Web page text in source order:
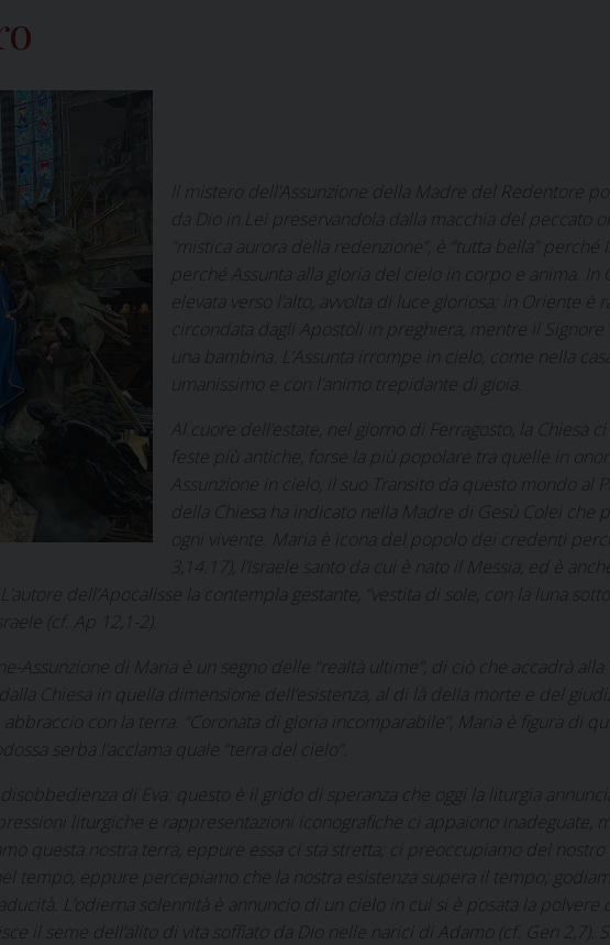
Il mistero dell’Assunzione della Madre del Redentore
da Dio in Lei preservandola dalla macchia del peccato
“mistica aurora della redenzione”, è “tutta bella” perché
perché Assunta alla gloria del cielo in corpo e anima. In
elevata verso l’alto, avvolta di luce gloriosa; in Oriente è
circondata dagli Apostoli in preghiera, mentre il Signore
una bambina. L’Assunta irrompe in cielo, come nella
umanissimo e con l’animo trepidante di gioia.
Al cuore dell’estate, nel giorno di Ferragosto, la Chiesa
feste più antiche, forse la più popolare tra quelle in
Assunzione in cielo, il suo Transito da questo mondo al
della Chiesa ha indicato nella Madre di Gesù Colei che
ogni vivente. Maria è icona del popolo dei credenti
3,14.17), l’Israele santo da cui è nato il Messia, ed è
L’autore dell’Apocalisse la contempla gestante, “vestita di sole, con la luna
(cf. Ap 12,1-2).
Assunzione di Maria è un segno delle “realtà ultime”, di ciò che accadrà alla
Chiesa in quella dimensione dell’esistenza, al di là della morte e del
con la terra. “Coronata di gloria incomparabile”, Maria è figura di
serba l’acclama quale “terra del cielo”.
di Eva: questo è il grido di speranza che oggi la liturgia
liturgiche e rappresentazioni iconografiche ci appaiono inadeguate,
questa nostra terra, eppure essa ci sta stretta; ci preoccupiamo del nostro
tempo, eppure percepiamo che la nostra esistenza supera il tempo;
L’odierna solennità è annuncio di un cielo in cui si è posata la polvere
il seme dell’alito di vita soffiato da Dio nelle narici di Adamo (cf.
Gen 2,7).